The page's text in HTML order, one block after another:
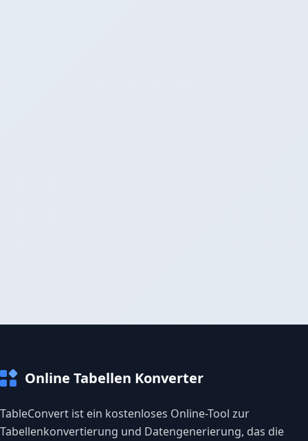
Online Tabellen Konverter
TableConvert ist ein kostenloses Online-Tool zur
Tabellenkonvertierung und Datengenerierung, das die